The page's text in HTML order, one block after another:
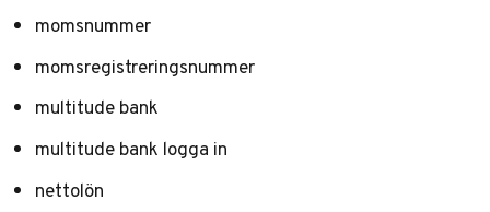
momsnummer
momsregistreringsnummer
multitude bank
multitude bank logga in
nettolön